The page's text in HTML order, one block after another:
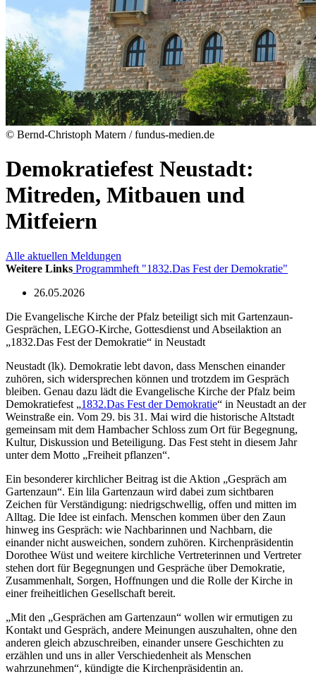
© Bernd-Christoph Matern / fundus-medien.de
Demokratiefest Neustadt:
Mitreden, Mitbauen und
Mitfeiern
Alle aktuellen Meldungen
Weitere Links Programmheft "1832.Das Fest der Demokratie"
26.05.2026
Die Evangelische Kirche der Pfalz beteiligt sich mit Gartenzaun-
Gesprächen, LEGO-Kirche, Gottesdienst und Abseilaktion an
„1832.Das Fest der Demokratie“ in Neustadt
Neustadt (lk). Demokratie lebt davon, dass Menschen einander
zuhören, sich widersprechen können und trotzdem im Gespräch
bleiben. Genau dazu lädt die Evangelische Kirche der Pfalz beim
Demokratiefest „1832.Das Fest der Demokratie“ in Neustadt an der
Weinstraße ein. Vom 29. bis 31. Mai wird die historische Altstadt
gemeinsam mit dem Hambacher Schloss zum Ort für Begegnung,
Kultur, Diskussion und Beteiligung. Das Fest steht in diesem Jahr
unter dem Motto „Freiheit pflanzen“.
Ein besonderer kirchlicher Beitrag ist die Aktion „Gespräch am
Gartenzaun“. Ein lila Gartenzaun wird dabei zum sichtbaren
Zeichen für Verständigung: niedrigschwellig, offen und mitten im
Alltag. Die Idee ist einfach. Menschen kommen über den Zaun
hinweg ins Gespräch: wie Nachbarinnen und Nachbarn, die
einander nicht ausweichen, sondern zuhören. Kirchenpräsidentin
Dorothee Wüst und weitere kirchliche Vertreterinnen und Vertreter
stehen dort für Begegnungen und Gespräche über Demokratie,
Zusammenhalt, Sorgen, Hoffnungen und die Rolle der Kirche in
einer freiheitlichen Gesellschaft bereit.
„Mit den „Gesprächen am Gartenzaun“ wollen wir ermutigen zu
Kontakt und Gespräch, andere Meinungen auszuhalten, ohne den
anderen gleich abzuschreiben, einander unsere Geschichten zu
erzählen und uns in aller Verschiedenheit als Menschen
wahrzunehmen“, kündigte die Kirchenpräsidentin an.